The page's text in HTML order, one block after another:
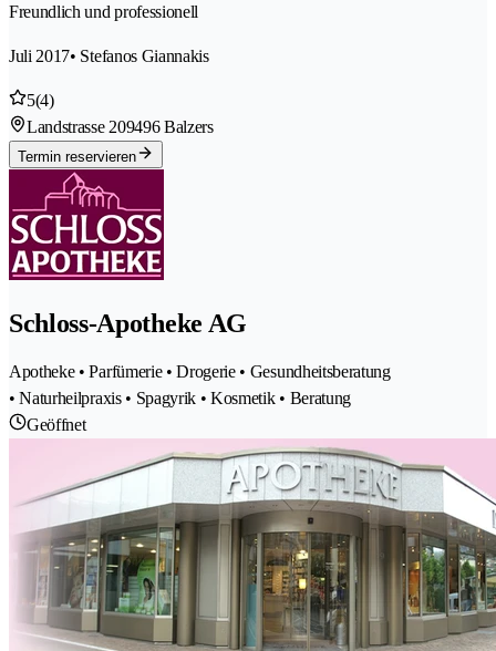
Freundlich und professionell
Juli 2017• Stefanos Giannakis
5(4)
Landstrasse 209496 Balzers
Termin reservieren
Schloss-Apotheke AG
Apotheke • Parfümerie • Drogerie • Gesundheitsberatung
• Naturheilpraxis • Spagyrik • Kosmetik • Beratung
Geöffnet